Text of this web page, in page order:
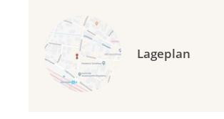
Lageplan